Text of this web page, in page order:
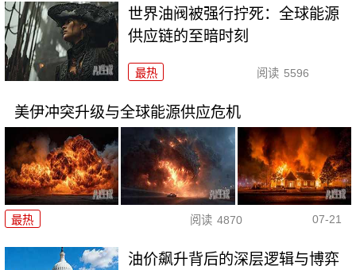
世界油阀被强行拧死：全球能源
供应链的至暗时刻
最热 阅读 5596
美伊冲突升级与全球能源供应危机
最热 阅读 4870 07-21
油价飙升背后的深层逻辑与博弈